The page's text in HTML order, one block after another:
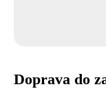
Doprava do